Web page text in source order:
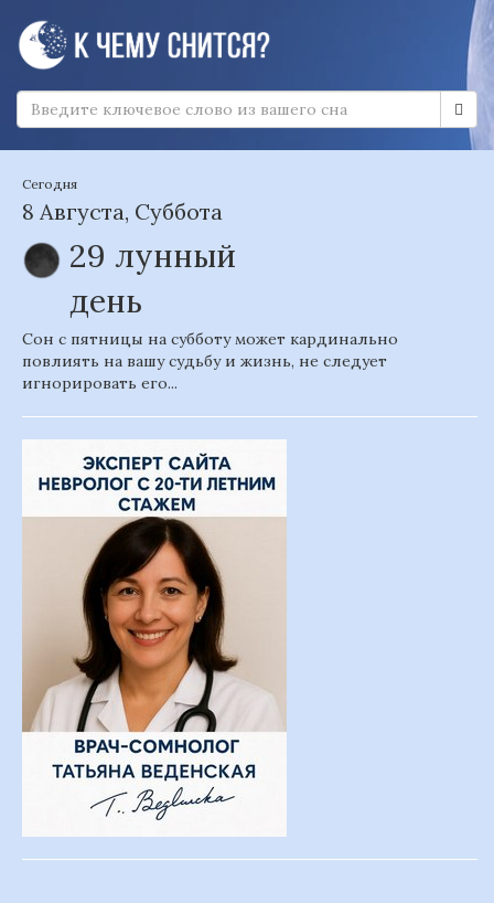
Сегодня
8 Августа, Суббота
29 лунный
день
Сон с пятницы на субботу может кардинально
повлиять на вашу судьбу и жизнь, не следует
игнорировать его...